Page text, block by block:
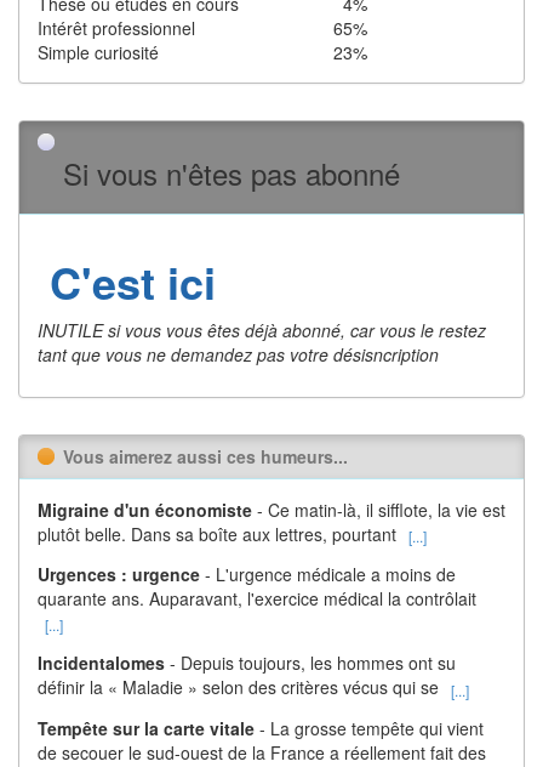
Intérêt professionnel
65%
Simple curiosité
23%
Si vous n'êtes pas abonné
C'est ici
INUTILE si vous vous êtes déjà abonné, car vous le restez
tant que vous ne demandez pas votre désisncription
Vous aimerez aussi ces humeurs...
Migraine d'un économiste - Ce matin-là, il sifflote, la vie est
plutôt belle. Dans sa boîte aux lettres, pourtant [...]
Urgences : urgence - L'urgence médicale a moins de
quarante ans. Auparavant, l'exercice médical la contrôlait
[...]
Incidentalomes - Depuis toujours, les hommes ont su
définir la « Maladie » selon des critères vécus qui se [...]
Tempête sur la carte vitale - La grosse tempête qui vient
de secouer le sud-ouest de la France a réellement fait des